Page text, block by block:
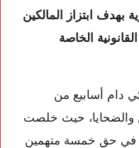
بهدف ابتزاز المالكين
الخاصة
دام أسابيع من
والضحايا، حيث خلصت
في حق خمسة متهمين